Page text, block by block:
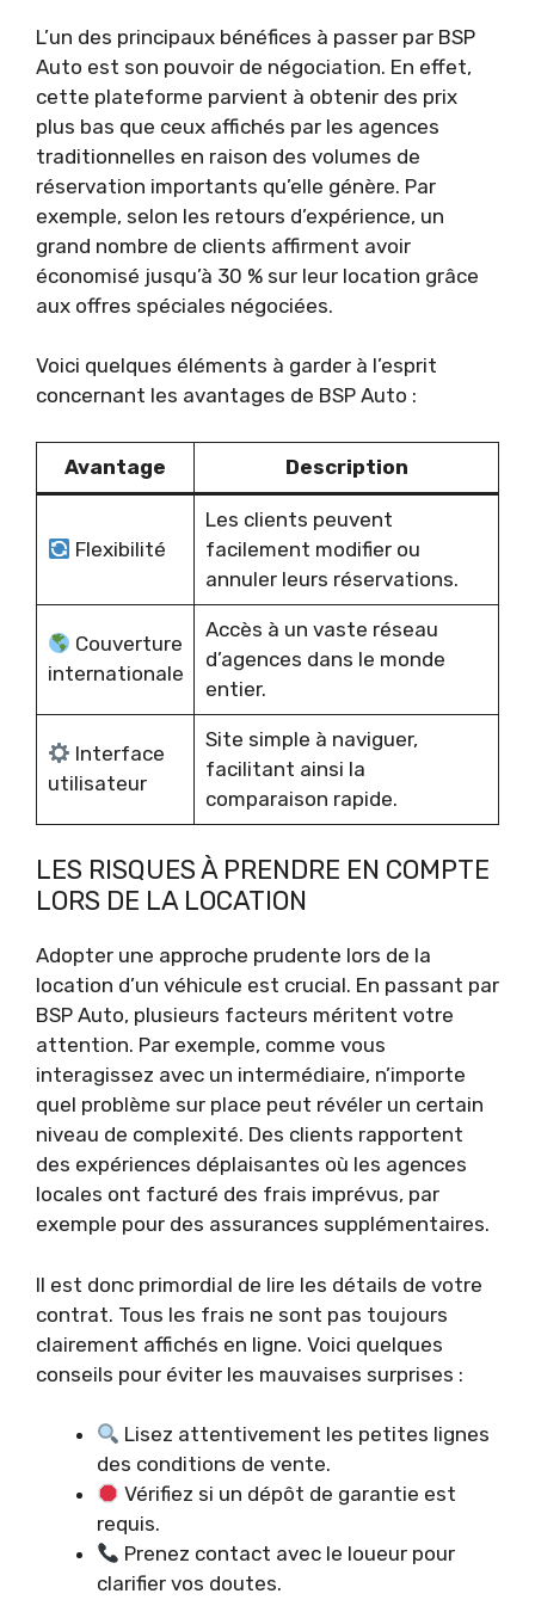
L’un des principaux bénéfices à passer par BSP
Auto est son pouvoir de négociation. En effet,
cette plateforme parvient à obtenir des prix
plus bas que ceux affichés par les agences
traditionnelles en raison des volumes de
réservation importants qu’elle génère. Par
exemple, selon les retours d’expérience, un
grand nombre de clients affirment avoir
économisé jusqu’à 30 % sur leur location grâce
aux offres spéciales négociées.
Voici quelques éléments à garder à l’esprit
concernant les avantages de BSP Auto :
Avantage Description
Flexibilité
Les clients peuvent
facilement modifier ou
annuler leurs réservations.
Couverture
internationale
Accès à un vaste réseau
d’agences dans le monde
entier.
Interface
utilisateur
Site simple à naviguer,
facilitant ainsi la
comparaison rapide.
LES RISQUES À PRENDRE EN COMPTE
LORS DE LA LOCATION
Adopter une approche prudente lors de la
location d’un véhicule est crucial. En passant par
BSP Auto, plusieurs facteurs méritent votre
attention. Par exemple, comme vous
interagissez avec un intermédiaire, n’importe
quel problème sur place peut révéler un certain
niveau de complexité. Des clients rapportent
des expériences déplaisantes où les agences
locales ont facturé des frais imprévus, par
exemple pour des assurances supplémentaires.
Il est donc primordial de lire les détails de votre
contrat. Tous les frais ne sont pas toujours
clairement affichés en ligne. Voici quelques
conseils pour éviter les mauvaises surprises :
Lisez attentivement les petites lignes
des conditions de vente.
Vérifiez si un dépôt de garantie est
requis.
Prenez contact avec le loueur pour
clarifier vos doutes.